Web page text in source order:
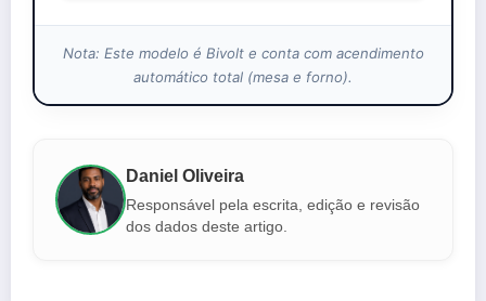
Nota: Este modelo é Bivolt e conta com acendimento
automático total (mesa e forno).
Daniel Oliveira
Responsável pela escrita, edição e revisão
dos dados deste artigo.